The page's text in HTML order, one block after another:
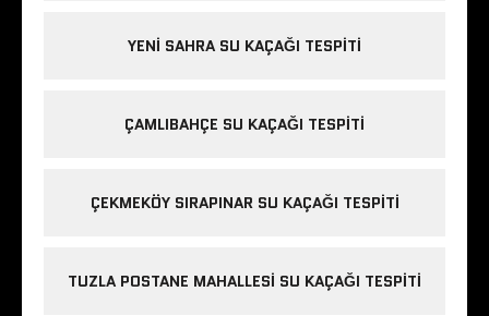
YENI SAHRA SU KAÇAĞI TESPITI
ÇAMLIBAHÇE SU KAÇAĞI TESPITI
ÇEKMEKÖY SIRAPINAR SU KAÇAĞI TESPITI
TUZLA POSTANE MAHALLESI SU KAÇAĞI TESPITI